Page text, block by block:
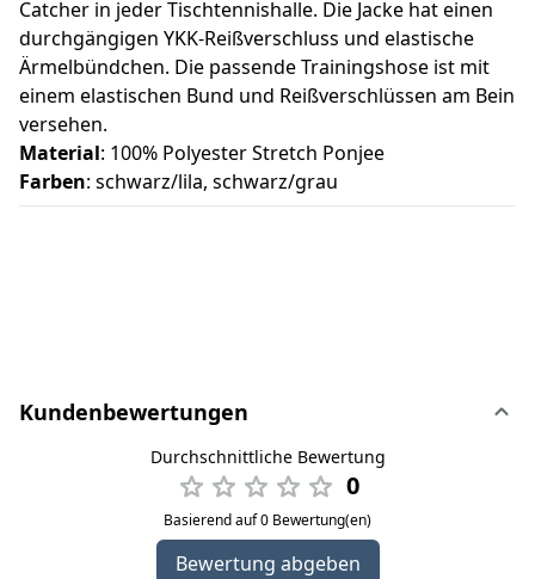
Catcher in jeder Tischtennishalle. Die Jacke hat einen
durchgängigen YKK-Reißverschluss und elastische
Ärmelbündchen. Die passende Trainingshose ist mit
einem elastischen Bund und Reißverschlüssen am Bein
versehen.
Material: 100% Polyester Stretch Ponjee
Farben: schwarz/lila, schwarz/grau
Kundenbewertungen
Durchschnittliche Bewertung
0
Basierend auf 0 Bewertung(en)
Bewertung abgeben